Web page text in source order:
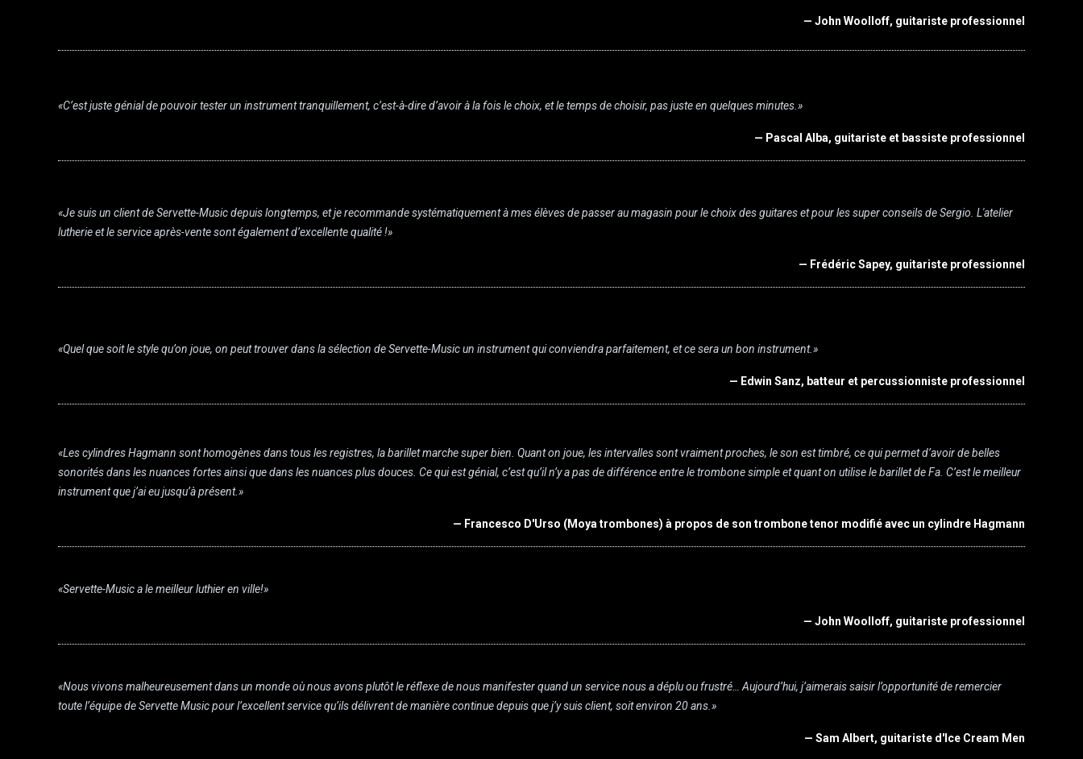
— John Woolloff, guitariste professionnel
«C’est juste génial de pouvoir tester un instrument tranquillement, c’est-à-dire d’avoir à la fois le choix, et le temps de choisir, pas juste en quelques minutes.»
— Pascal Alba, guitariste et bassiste professionnel
«Je suis un client de Servette-Music depuis longtemps, et je recommande systématiquement à mes élèves de passer au magasin pour le choix des guitares et pour les super conseils de Sergio. L'atelier
lutherie et le service après-vente sont également d’excellente qualité !»
— Frédéric Sapey, guitariste professionnel
«Quel que soit le style qu’on joue, on peut trouver dans la sélection de Servette-Music un instrument qui conviendra parfaitement, et ce sera un bon instrument.»
— Edwin Sanz, batteur et percussionniste professionnel
«Les cylindres Hagmann sont homogènes dans tous les registres, la barillet marche super bien. Quant on joue, les intervalles sont vraiment proches, le son est timbré, ce qui permet d’avoir de belles
sonorités dans les nuances fortes ainsi que dans les nuances plus douces. Ce qui est génial, c’est qu’il n’y a pas de différence entre le trombone simple et quant on utilise le barillet de Fa. C’est le meilleur
instrument que j’ai eu jusqu’à présent.»
— Francesco D'Urso (Moya trombones) à propos de son trombone tenor modifié avec un cylindre Hagmann
«Servette-Music a le meilleur luthier en ville!»
— John Woolloff, guitariste professionnel
«Nous vivons malheureusement dans un monde où nous avons plutôt le réflexe de nous manifester quand un service nous a déplu ou frustré… Aujourd’hui, j’aimerais saisir l’opportunité de remercier
toute l’équipe de Servette Music pour l’excellent service qu’ils délivrent de manière continue depuis que j’y suis client, soit environ 20 ans.»
— Sam Albert, guitariste d'Ice Cream Men